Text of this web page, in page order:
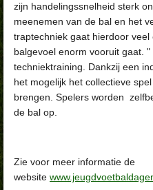
zijn handelingssnelheid sterk
meenemen van de bal en het
traptechniek gaat hierdoor
balgevoel enorm vooruit gaat.
techniektraining. Dankzij een
het mogelijk het collectieve
brengen. Spelers worden
de bal op.
Zie voor meer informatie de
website